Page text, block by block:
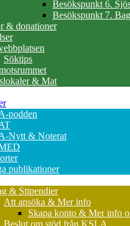
Besökspunkt 6.
Besökspunkt 7.
& donationer
Söktips
& Mat
podden
Nytt & Noterat
publikationer
& Stipendier
Att ansöka & Mer info
Skapa konto & Mer info
Beslut om stöd från KSLA